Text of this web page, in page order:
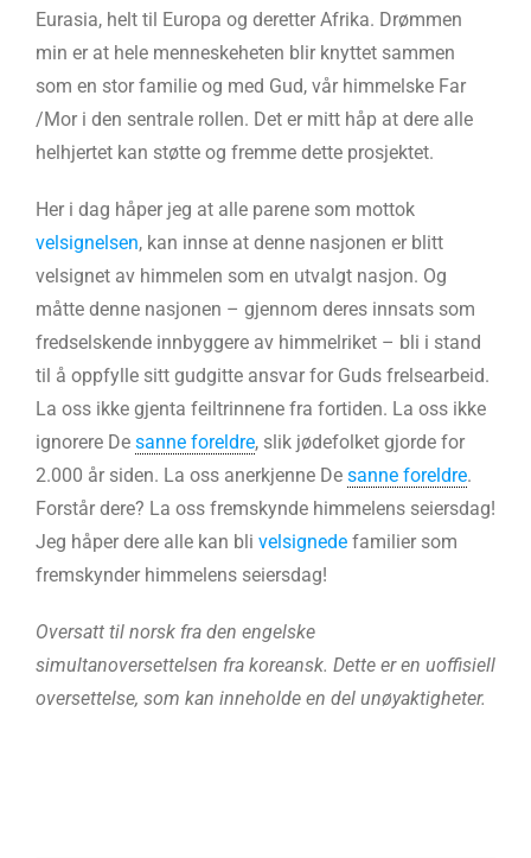
Eurasia, helt til Europa og deretter Afrika. Drømmen
min er at hele menneskeheten blir knyttet sammen
som en stor familie og med Gud, vår himmelske Far
/Mor i den sentrale rollen. Det er mitt håp at dere alle
helhjertet kan støtte og fremme dette prosjektet.
Her i dag håper jeg at alle parene som mottok
velsignelsen, kan innse at denne nasjonen er blitt
velsignet av himmelen som en utvalgt nasjon. Og
måtte denne nasjonen – gjennom deres innsats som
fredselskende innbyggere av himmelriket – bli i stand
til å oppfylle sitt gudgitte ansvar for Guds frelsearbeid.
La oss ikke gjenta feiltrinnene fra fortiden. La oss ikke
ignorere De sanne foreldre, slik jødefolket gjorde for
2.000 år siden. La oss anerkjenne De sanne foreldre.
Forstår dere? La oss fremskynde himmelens seiersdag!
Jeg håper dere alle kan bli velsignede familier som
fremskynder himmelens seiersdag!
Oversatt til norsk fra den engelske
simultanoversettelsen fra koreansk. Dette er en uoffisiell
oversettelse, som kan inneholde en del unøyaktigheter.